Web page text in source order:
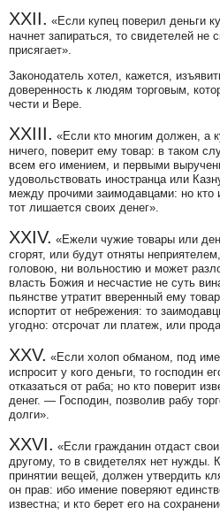
XXII. «Если купец поверил деньги
начнет запираться, то свидетелей не
присягает».
Законодатель хотел, кажется,
доверенность к людям торговым,
чести и Вере.
XXIII. «Если кто многим должен, а
ничего, поверит ему товар: в таком
всем его имением, и первыми
удовольствовать иностранца или
между прочими заимодавцами: но кто
тот лишается своих денег».
XXIV. «Ежели чужие товары или
сгорят, или будут отняты
головою, ни вольностию и может
власть Божия и несчастие не суть
пьянстве утратит вверенный ему
испортит от небрежения: то
угодно: отсрочат ли платеж, или
XXV. «Если холоп обманом, под
испросит у кого деньги, то господин
отказаться от раба; но кто поверит
денег. — Господин, позволив рабу
долги».
XXVI. «Если гражданин отдаст
другому, то в свидетелях нет нужды.
принятии вещей, должен утвердить
он прав: ибо имение поверяют
известна; и кто берет его на